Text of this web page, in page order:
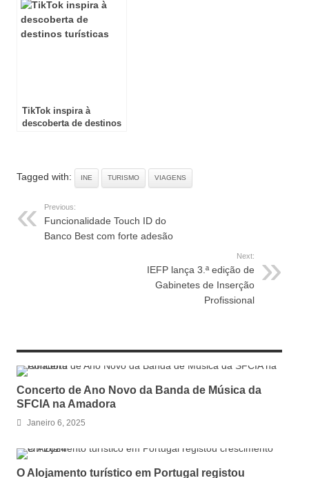
TikTok inspira à
descoberta de destinos
Tagged with: INE TURISMO VIAGENS
Previous:
Funcionalidade Touch ID do
Banco Best com forte adesão
Next:
IEFP lança 3.ª edição de
Gabinetes de Inserção
Profissional
Concerto de Ano Novo da Banda de Música da
SFCIA na Amadora
Janeiro 6, 2025
O Alojamento turístico em Portugal registou